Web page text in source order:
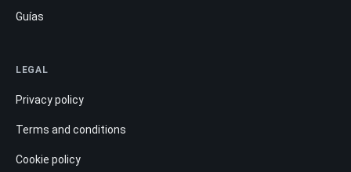
Guías
LEGAL
Privacy policy
Terms and conditions
Cookie policy